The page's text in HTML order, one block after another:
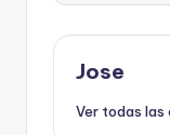
Jose
Ver todas las